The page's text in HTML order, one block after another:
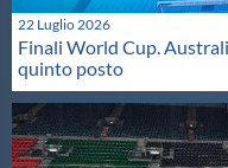
22 Luglio 2026
Finali World Cup.
quinto posto